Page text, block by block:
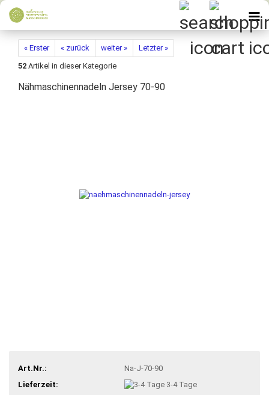
« Erster « zurück weiter »
Letzter »
52 Artikel in dieser Kategorie
Nähmaschinennadeln Jersey 70-90
Art.Nr.:
Na-J-70-90
Lieferzeit:
3-4 Tage